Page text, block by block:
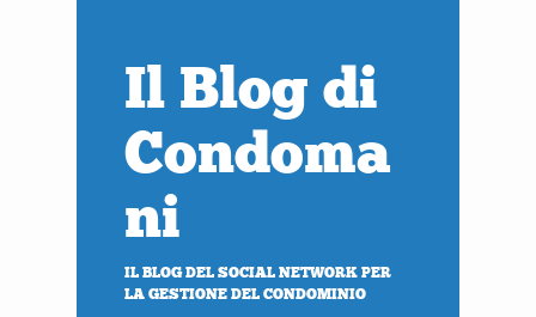
Il Blog di
Condoma
ni
IL BLOG DEL SOCIAL NETWORK PER
LA GESTIONE DEL CONDOMINIO